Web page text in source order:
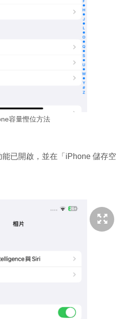
容量慳位方法
已開啟，並在「iPhone 儲存空